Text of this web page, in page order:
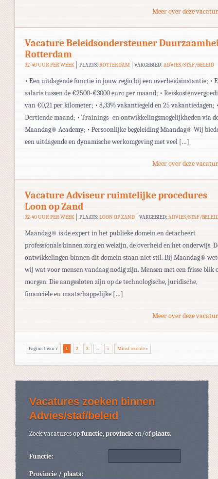
Meer over deze
Vacature Beleidsondersteuner
Rotterdam
32-40 UUR PER WEEK PLAATS: ROTTERDAM VAKGEBIED:ADVIES/STAF/BELEID
• Een uitdagende functie in jouw regio bij een overheidsinstantie; •
salaris tussen de €2500-€3000 euro per maand; •
van €0,21 per kilometer; • 8,33% vakantiegeld en 25 vakantiedagen;
Dertiende maand; • Trainings- en ontwikkelingsmogelijkheden via
Maandag® Academy; • Persoonlijke begeleiding Maandag® Wij
een uitdagende en dynamische werkomgeving met veel […]
Meer over deze
Vacature Adviseur ruimtelijke procedures
Loon op Zand
32-40 UUR PER WEEK PLAATS: LOON OP ZAND VAKGEBIED:ADVIES/STAF/
Maandag® is de expert in het publieke domein en detacheert
professionals binnen zorg en welzijn, de overheid en het onderwijs.
ontwikkelingen binnen dit domein staan niet stil. Bij Maandag®
wij wat voor mensen vandaag nodig zijn. Mensen met een frisse blik
morgen. Die aangesloten zijn op de technologische, juridische,
financiële en maatschappelijke […]
Meer over deze
Pagina 1 van 7 1 2 3 ... » Minst recente »
Vacatures zoeken binnen
Advies/staf/beleid
Zoek vacatures opfunctie,provincieen/ofplaats.
Functie:
Provincie / plaats: